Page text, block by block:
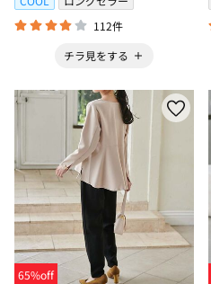
112件
チラ見をする
65%off